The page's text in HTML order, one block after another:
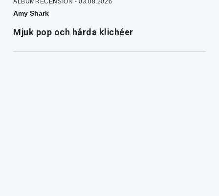
ALBUMRECENSION - 03.08.2026
Amy Shark
Mjuk pop och hårda klichéer